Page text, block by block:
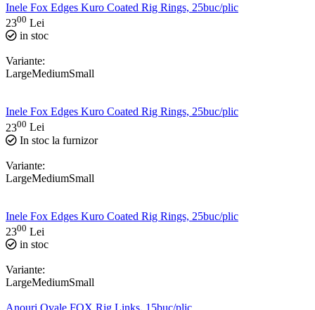
Inele Fox Edges Kuro Coated Rig Rings, 25buc/plic
2300 Lei
in stoc
Variante:
LargeMediumSmall
Inele Fox Edges Kuro Coated Rig Rings, 25buc/plic
2300 Lei
In stoc la furnizor
Variante:
LargeMediumSmall
Inele Fox Edges Kuro Coated Rig Rings, 25buc/plic
2300 Lei
in stoc
Variante:
LargeMediumSmall
Anouri Ovale FOX Rig Links, 15buc/plic